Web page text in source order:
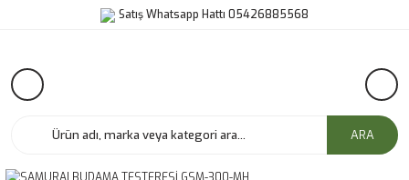
Satış Whatsapp Hattı 05426885568
ARA